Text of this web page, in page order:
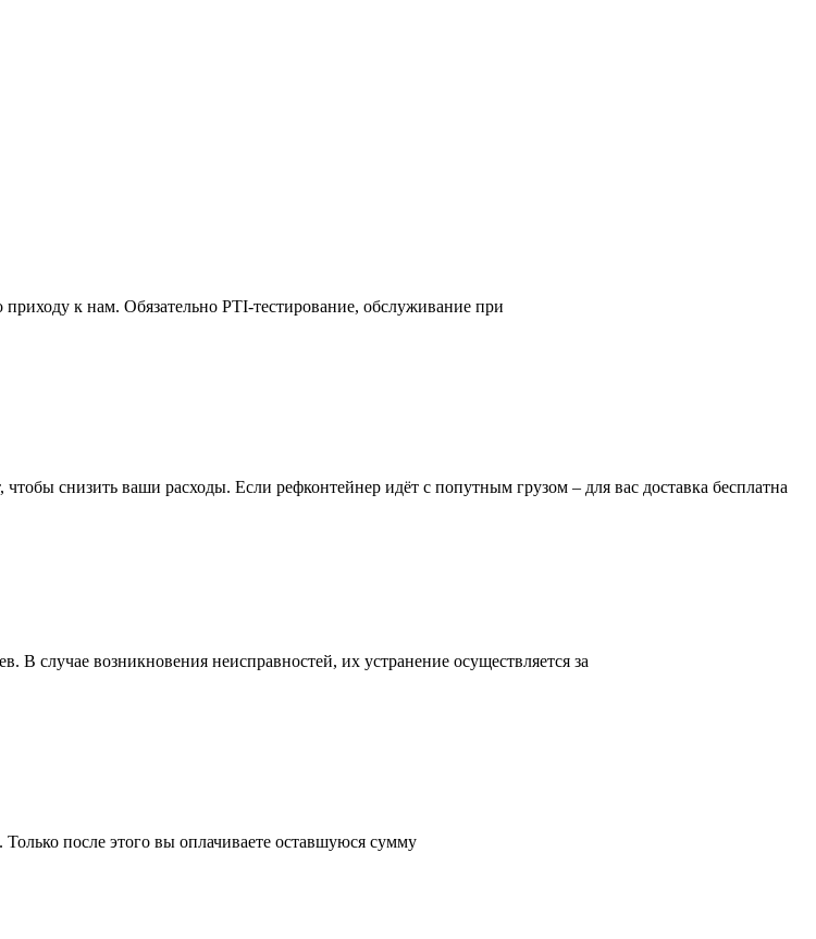
к нам. Обязательно PTI-тестирование, обслуживание при
снизить ваши расходы. Если рефконтейнер идёт с попутным грузом – для вас доставка бесплатна
случае возникновения неисправностей, их устранение осуществляется за
после этого вы оплачиваете оставшуюся сумму